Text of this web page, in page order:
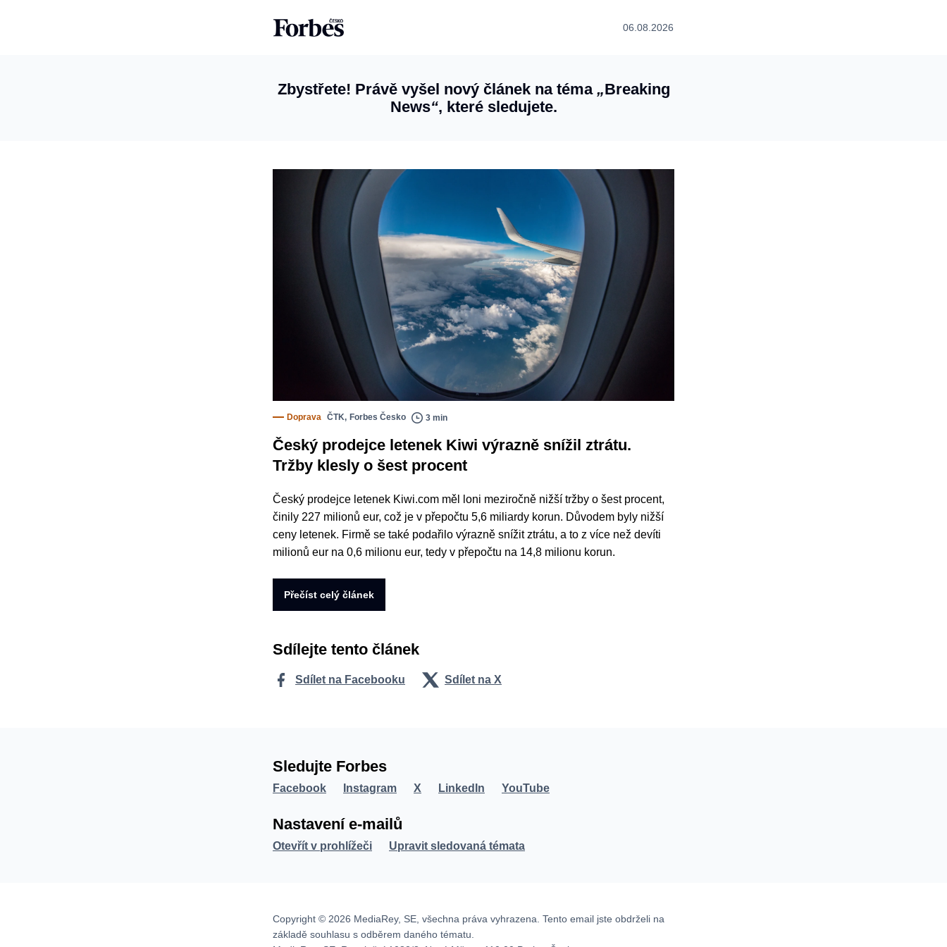
06.08.2026
Zbystřete! Právě vyšel nový článek na téma „Breaking
News“, které sledujete.
Doprava ČTK, Forbes Česko 3 min
Český prodejce letenek Kiwi výrazně snížil ztrátu.
Tržby klesly o šest procent
Český prodejce letenek Kiwi.com měl loni meziročně nižší tržby o šest procent,
činily 227 milionů eur, což je v přepočtu 5,6 miliardy korun. Důvodem byly nižší
ceny letenek. Firmě se také podařilo výrazně snížit ztrátu, a to z více než devíti
milionů eur na 0,6 milionu eur, tedy v přepočtu na 14,8 milionu korun.
Přečíst celý článek
Sdílejte tento článek
Sdílet na Facebooku Sdílet na X
Sledujte Forbes
Facebook Instagram X LinkedIn YouTube
Nastavení e-mailů
Otevřít v prohlížeči Upravit sledovaná témata
Copyright © 2026 MediaRey, SE, všechna práva vyhrazena. Tento email jste obdrželi na
základě souhlasu s odběrem daného tématu.